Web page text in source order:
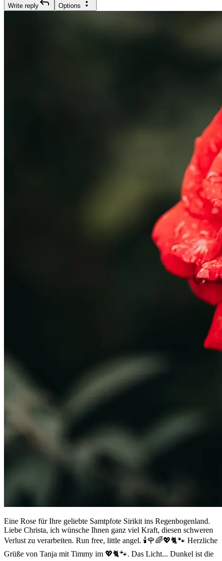
Write reply Options
Eine Rose für Ihre geliebte Samtpfote Sirikit ins Regenbogenland.
Liebe Christa, ich wünsche Ihnen ganz viel Kraft, diesen schweren
Verlust zu verarbeiten. Run free, little angel. 🕯🌹🌈💖🐈🐾 Herzliche
Grüße von Tanja mit Timmy im 💖🐈🐾. Das Licht... Dunkel ist die